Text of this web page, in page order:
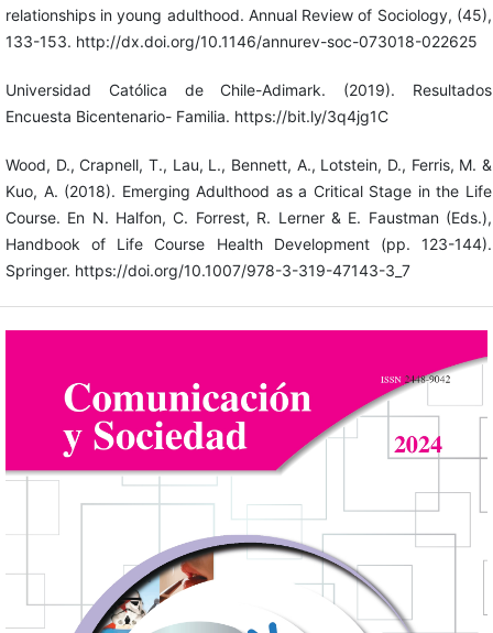
relationships in young adulthood. Annual Review of Sociology, (45),
133-153. http://dx.doi.org/10.1146/annurev-soc-073018-022625
Universidad Católica de Chile-Adimark. (2019). Resultados
Encuesta Bicentenario- Familia. https://bit.ly/3q4jg1C
Wood, D., Crapnell, T., Lau, L., Bennett, A., Lotstein, D., Ferris, M. &
Kuo, A. (2018). Emerging Adulthood as a Critical Stage in the Life
Course. En N. Halfon, C. Forrest, R. Lerner & E. Faustman (Eds.),
Handbook of Life Course Health Development (pp. 123-144).
Springer. https://doi.org/10.1007/978-3-319-47143-3_7